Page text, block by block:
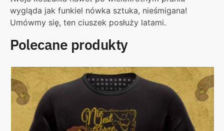
wygląda jak funkiel nówka sztuka, nieśmigana!
Umówmy się, ten ciuszek posłuży latami.
Polecane produkty